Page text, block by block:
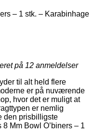
– 1 stk. – Karabinhage
på 12 anmeldelser
til alt held flere
er på nuværende
hvor det er muligt at
er nemlig
den prisbilligste
Mm Bowl O’biners – 1